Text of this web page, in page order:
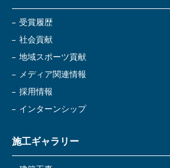
受賞履歴
社会貢献
地域スポーツ貢献
メディア関連情報
採用情報
インターンシップ
施工ギャラリー